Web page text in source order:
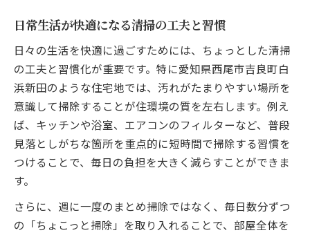
日常生活が快適になる清掃の工夫と習慣
日々の生活を快適に過ごすためには、ちょっとした清掃
の工夫と習慣化が重要です。特に愛知県西尾市吉良町白
浜新田のような住宅地では、汚れがたまりやすい場所を
意識して掃除することが住環境の質を左右します。例え
ば、キッチンや浴室、エアコンのフィルターなど、普段
見落としがちな箇所を重点的に短時間で掃除する習慣を
つけることで、毎日の負担を大きく減らすことができま
す。
さらに、週に一度のまとめ掃除ではなく、毎日数分ずつ
の「ちょこっと掃除」を取り入れることで、部屋全体を